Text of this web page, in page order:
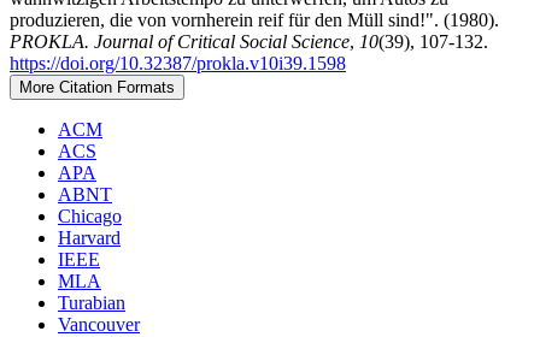
produzieren, die von vornherein reif für den Müll sind!". (1980).
PROKLA. Journal of Critical Social Science, 10(39), 107-132.
https://doi.org/10.32387/prokla.v10i39.1598
More Citation Formats
ACM
ACS
APA
ABNT
Chicago
Harvard
IEEE
MLA
Turabian
Vancouver